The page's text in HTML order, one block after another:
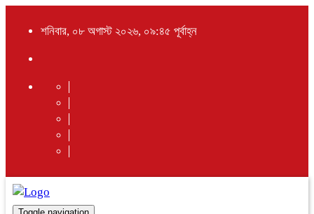
শনিবার, ০৮ অগাস্ট ২০২৬, ০৯:৪৫ পূর্বাহ্ন